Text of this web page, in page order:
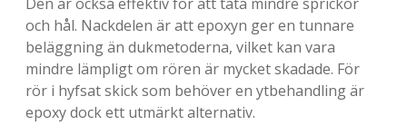
och hål. Nackdelen är att epoxyn ger en tunnare
beläggning än dukmetoderna, vilket kan vara
mindre lämpligt om rören är mycket skadade. För
rör i hyfsat skick som behöver en ytbehandling är
epoxy dock ett utmärkt alternativ.